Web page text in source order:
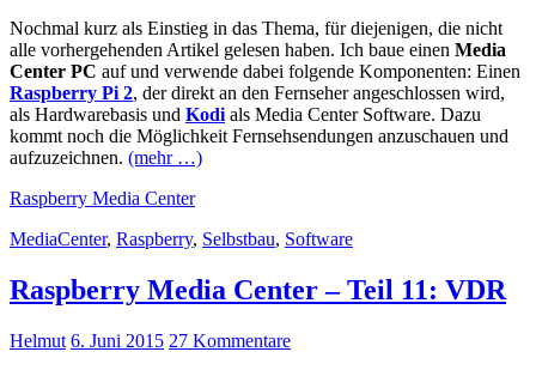
Nochmal kurz als Einstieg in das Thema, für diejenigen, die nicht
alle vorhergehenden Artikel gelesen haben. Ich baue einen Media
Center PC auf und verwende dabei folgende Komponenten: Einen
Raspberry Pi 2, der direkt an den Fernseher angeschlossen wird,
als Hardwarebasis und Kodi als Media Center Software. Dazu
kommt noch die Möglichkeit Fernsehsendungen anzuschauen und
aufzuzeichnen. (mehr …)
Raspberry Media Center
MediaCenter, Raspberry, Selbstbau, Software
Raspberry Media Center – Teil 11: VDR
Helmut 6. Juni 2015 27 Kommentare